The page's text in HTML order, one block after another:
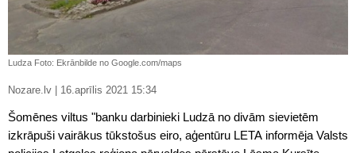
Ludza Foto: Ekrānbilde no Google.com/maps
Nozare.lv | 16.aprīlis 2021 15:34
Šomēnes viltus "banku darbinieki Ludzā no divām sievietēm
izkrāpuši vairākus tūkstošus eiro, aģentūru LETA informēja Valsts